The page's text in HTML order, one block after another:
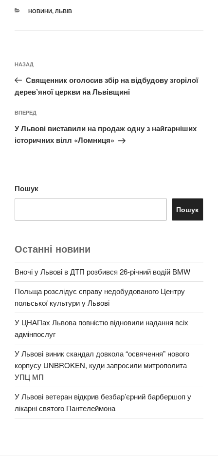
КАТЕГОРІЇ
НОВИНИ, ЛЬВІВ
записів
Попередній
запис:
НАЗАД
Священник оголосив збір на відбудову згорілої
дерев’яної церкви на Львівщині
Наступний
запис
ВПЕРЕД
У Львові виставили на продаж одну з найгарніших
історичних вілл «Ломниця»
Пошук
Пошук
Останні новини
Вночі у Львові в ДТП розбився 26-річний водій BMW
Польща розслідує справу недобудованого Центру
польської культури у Львові
У ЦНАПах Львова повністю відновили надання всіх
адмінпослуг
У Львові виник скандал довкола “освячення” нового
корпусу UNBROKEN, куди запросили митрополита
УПЦ МП
У Львові ветеран відкрив безбар’єрний барбершоп у
лікарні святого Пантелеймона